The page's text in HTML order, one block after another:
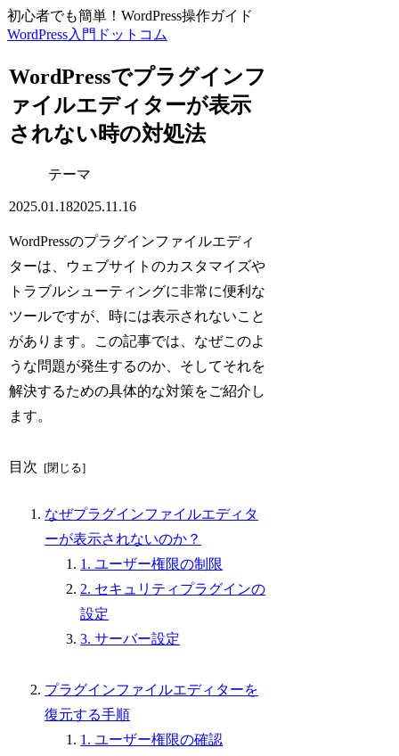
初心者でも簡単！WordPress操作ガイド
WordPress入門ドットコム
WordPressでプラグインフ
ァイルエディターが表示
されない時の対処法
テーマ
2025.01.182025.11.16
WordPressのプラグインファイルエディ
ターは、ウェブサイトのカスタマイズや
トラブルシューティングに非常に便利な
ツールですが、時には表示されないこと
があります。この記事では、なぜこのよ
うな問題が発生するのか、そしてそれを
解決するための具体的な対策をご紹介し
ます。
目次
なぜプラグインファイルエディタ
ーが表示されないのか？
1. ユーザー権限の制限
2. セキュリティプラグインの
設定
3. サーバー設定
プラグインファイルエディターを
復元する手順
1. ユーザー権限の確認